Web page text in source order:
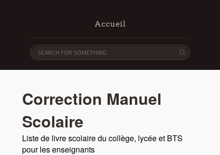
Accueil
Correction Manuel
Scolaire
Liste de livre scolaire du collège, lycée et BTS
pour les enseignants